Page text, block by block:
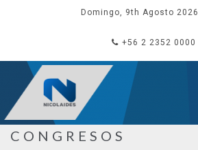
Domingo, 9th Agosto 2026
+56 2 2352 0000
CONGRESOS